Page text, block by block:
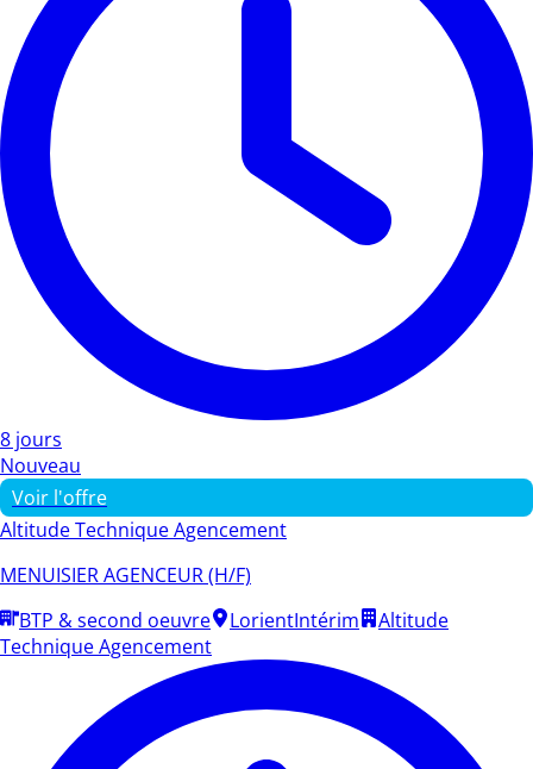
8 jours
Nouveau
Voir l'offre
Altitude Technique Agencement
MENUISIER AGENCEUR (H/F)
BTP & second oeuvre
LorientIntérim
Altitude
Technique Agencement